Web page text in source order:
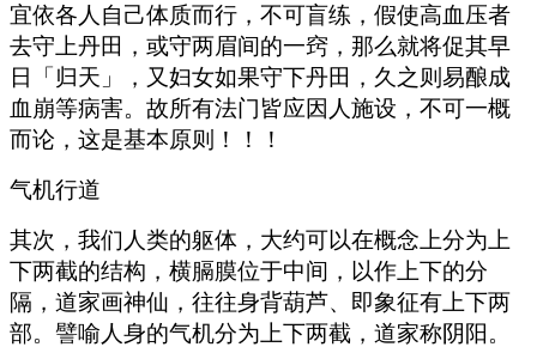
宜依各人自己体质而行，不可盲练，假使高血压者
去守上丹田，或守两眉间的一窍，那么就将促其早
日「归天」，又妇女如果守下丹田，久之则易酿成
血崩等病害。故所有法门皆应因人施设，不可一概
而论，这是基本原则！！！
气机行道
其次，我们人类的躯体，大约可以在概念上分为上
下两截的结构，横膈膜位于中间，以作上下的分
隔，道家画神仙，往往身背葫芦、即象征有上下两
部。譬喻人身的气机分为上下两截，道家称阴阳。